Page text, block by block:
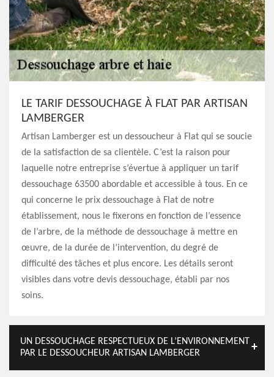
LE TARIF DESSOUCHAGE À FLAT PAR ARTISAN
LAMBERGER
Artisan Lamberger est un dessoucheur à Flat qui se soucie
de la satisfaction de sa clientèle. C’est la raison pour
laquelle notre entreprise s’évertue à appliquer un tarif
dessouchage 63500 abordable et accessible à tous. En ce
qui concerne le prix dessouchage à Flat de notre
établissement, nous le fixerons en fonction de l’essence
de l’arbre, de la méthode de dessouchage à mettre en
œuvre, de la durée de l’intervention, du degré de
difficulté des tâches et plus encore. Les détails seront
visibles dans votre devis dessouchage, établi par nos
soins.
UN DESSOUCHAGE RESPECTUEUX DE L’ENVIRONNEMENT
PAR LE DESSOUCHEUR ARTISAN LAMBERGER